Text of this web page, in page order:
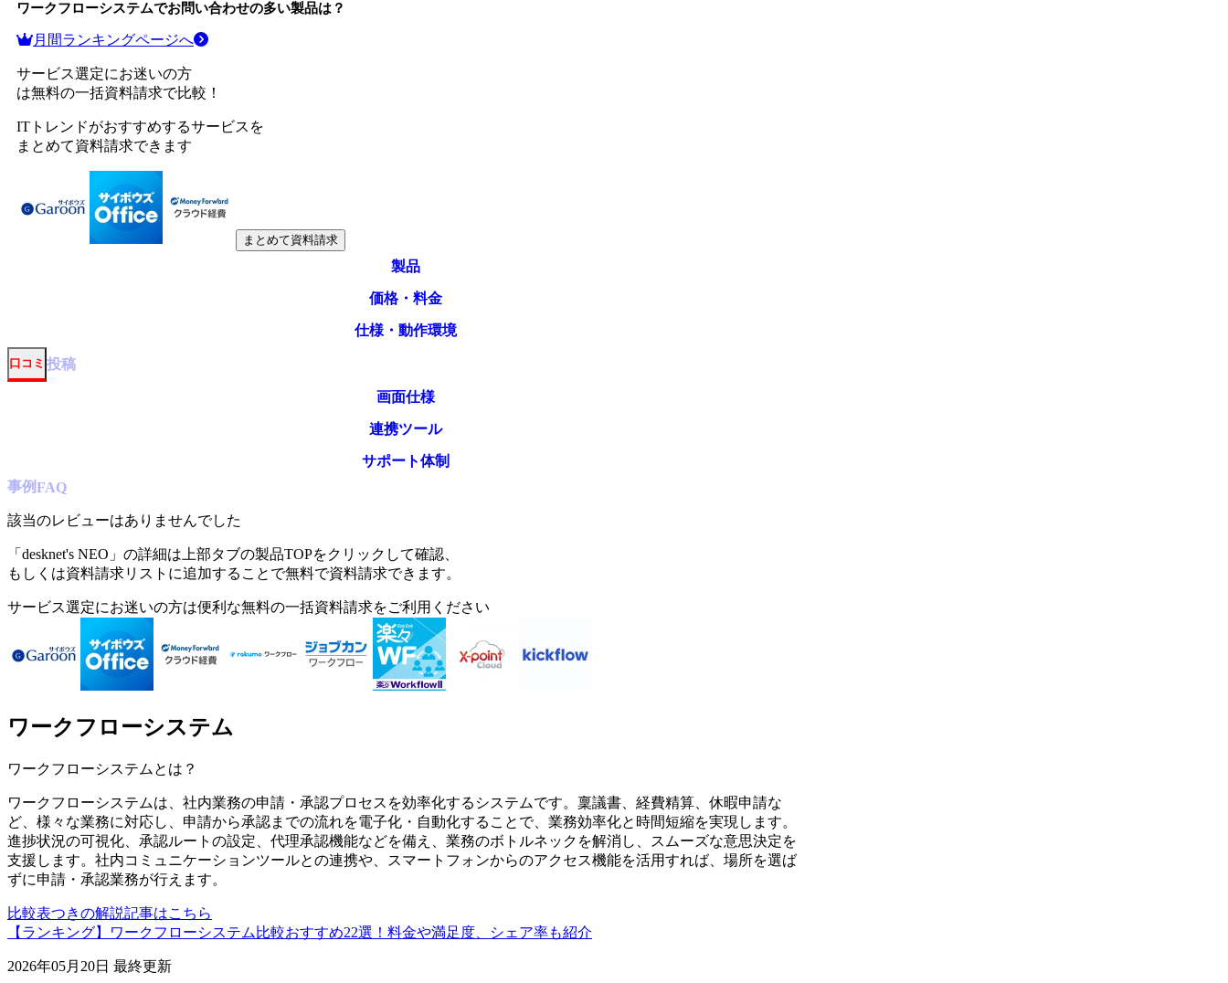
ワークフローシステムでお問い合わせの多い製品は？
月間ランキングページへ
サービス選定にお迷いの方
は無料の一括資料請求で比較！
ITトレンドがおすすめするサービスを
まとめて資料請求できます
まとめて資料請求
製品
価格・料金
仕様・動作環境
口コミ 投稿
画面仕様
連携ツール
サポート体制
事例FAQ
該当のレビューはありませんでした
「 desknet's NEO 」の詳細は上部タブの製品TOPをクリックして確認、
もしくは資料請求リストに追加することで無料で資料請求できます。
サービス選定にお迷いの方は便利な無料の一括資料請求をご利用ください
ワークフローシステム
ワークフローシステム とは？
ワークフローシステムは、社内業務の申請・承認プロセスを効率化するシステムです。稟議書、経費精算、休暇申請な
ど、様々な業務に対応し、申請から承認までの流れを電子化・自動化することで、業務効率化と時間短縮を実現します。
進捗状況の可視化、承認ルートの設定、代理承認機能などを備え、業務のボトルネックを解消し、スムーズな意思決定を
支援します。社内コミュニケーションツールとの連携や、スマートフォンからのアクセス機能を活用すれば、場所を選ば
ずに申請・承認業務が行えます。
比較表つきの解説記事はこちら
【ランキング】ワークフローシステム比較おすすめ22選！料金や満足度、シェア率も紹介
2026年05月20日 最終更新